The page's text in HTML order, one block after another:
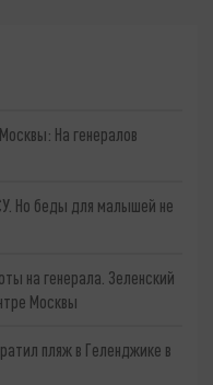
На генералов
Но беды для малышей не
на генерала. Зеленский
Москвы
пляж в Геленджике в